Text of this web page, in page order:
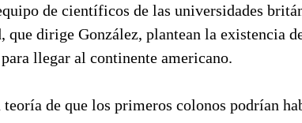
de científicos de las universidades
dirige González, plantean la existencia
llegar al continente americano.
de que los primeros colonos podrían